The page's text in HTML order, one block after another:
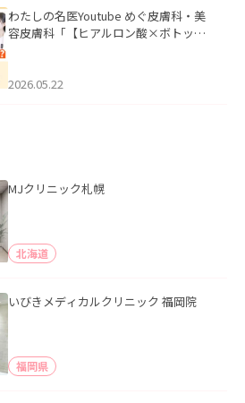
わたしの名医Youtube めぐ皮膚科・美
容皮膚科「【ヒアルロン酸×ボトック
た。
2026.05.22
MJクリニック札幌
北海道
いびきメディカルクリニック 福岡院
福岡県